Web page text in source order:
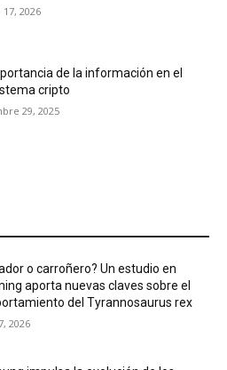
2026
de la información en el
cripto
29, 2025
o carroñero? Un estudio en
aporta nuevas claves sobre el
del Tyrannosaurus rex
2026